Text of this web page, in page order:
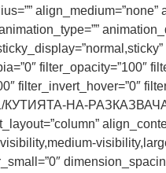
animation_type=””
filter_opacity=”100″
filter_invert_hover=”0″
КУТИЯТА-НА-